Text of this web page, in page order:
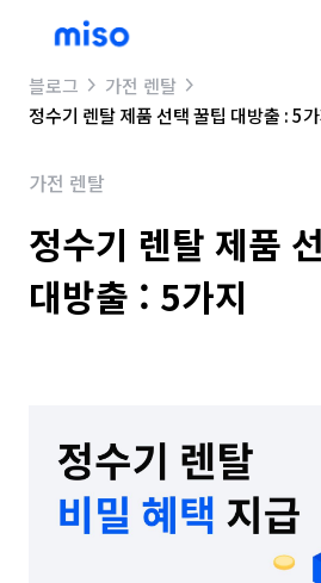
블로그
가전 렌탈
정수기 렌탈 제품 선택 꿀팁 대방출 : 5
가전 렌탈
정수기 렌탈 제품
대방출 : 5가지